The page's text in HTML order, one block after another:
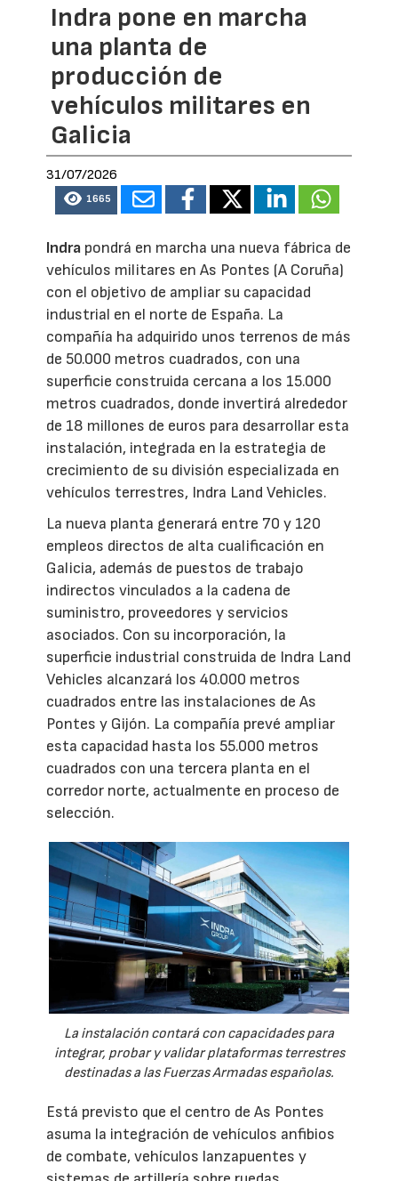
Indra pone en marcha
una planta de
producción de
vehículos militares en
Galicia
31/07/2026
1665
Indra pondrá en marcha una nueva fábrica de
vehículos militares en As Pontes (A Coruña)
con el objetivo de ampliar su capacidad
industrial en el norte de España. La
compañía ha adquirido unos terrenos de más
de 50.000 metros cuadrados, con una
superficie construida cercana a los 15.000
metros cuadrados, donde invertirá alrededor
de 18 millones de euros para desarrollar esta
instalación, integrada en la estrategia de
crecimiento de su división especializada en
vehículos terrestres, Indra Land Vehicles.
La nueva planta generará entre 70 y 120
empleos directos de alta cualificación en
Galicia, además de puestos de trabajo
indirectos vinculados a la cadena de
suministro, proveedores y servicios
asociados. Con su incorporación, la
superficie industrial construida de Indra Land
Vehicles alcanzará los 40.000 metros
cuadrados entre las instalaciones de As
Pontes y Gijón. La compañía prevé ampliar
esta capacidad hasta los 55.000 metros
cuadrados con una tercera planta en el
corredor norte, actualmente en proceso de
selección.
La instalación contará con capacidades para
integrar, probar y validar plataformas terrestres
destinadas a las Fuerzas Armadas españolas.
Está previsto que el centro de As Pontes
asuma la integración de vehículos anfibios
de combate, vehículos lanzapuentes y